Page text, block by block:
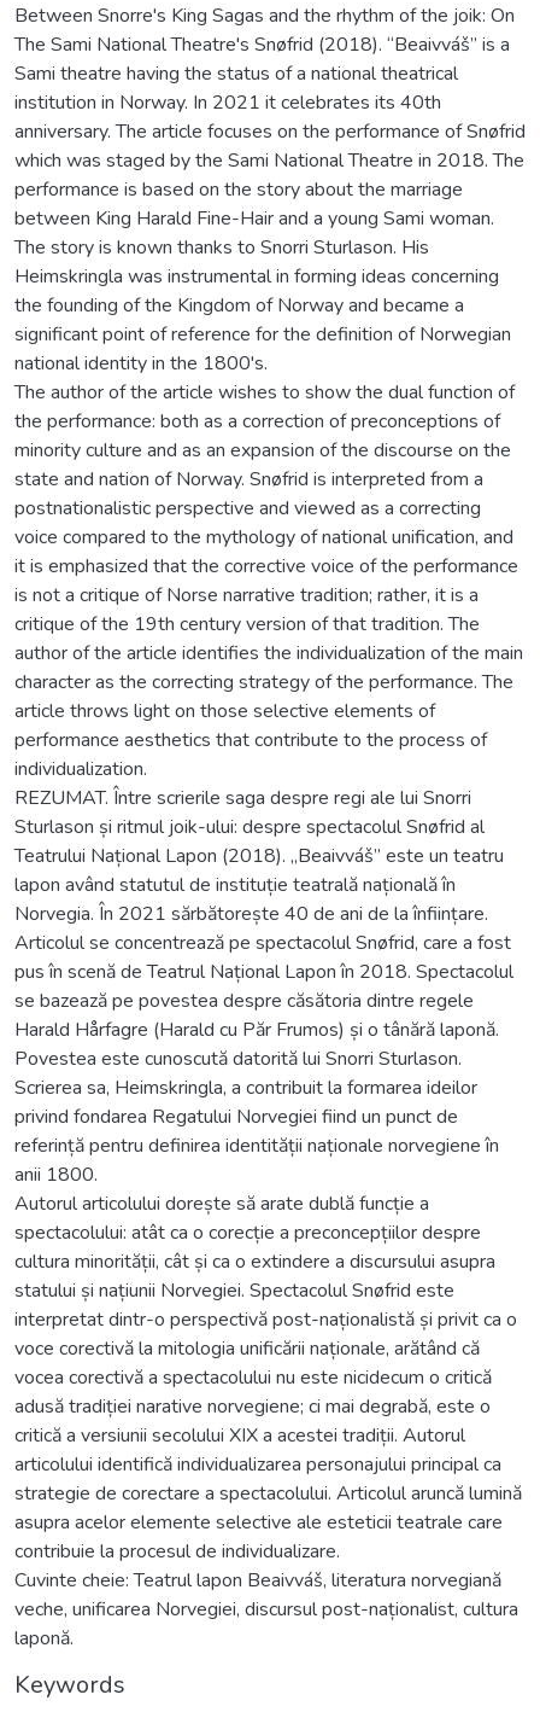
Between Snorre's King Sagas and the rhythm of the joik: On
The Sami National Theatre's Snøfrid (2018). “Beaivváš” is a
Sami theatre having the status of a national theatrical
institution in Norway. In 2021 it celebrates its 40th
anniversary. The article focuses on the performance of Snøfrid
which was staged by the Sami National Theatre in 2018. The
performance is based on the story about the marriage
between King Harald Fine-Hair and a young Sami woman.
The story is known thanks to Snorri Sturlason. His
Heimskringla was instrumental in forming ideas concerning
the founding of the Kingdom of Norway and became a
significant point of reference for the definition of Norwegian
national identity in the 1800's.
The author of the article wishes to show the dual function of
the performance: both as a correction of preconceptions of
minority culture and as an expansion of the discourse on the
state and nation of Norway. Snøfrid is interpreted from a
postnationalistic perspective and viewed as a correcting
voice compared to the mythology of national unification, and
it is emphasized that the corrective voice of the performance
is not a critique of Norse narrative tradition; rather, it is a
critique of the 19th century version of that tradition. The
author of the article identifies the individualization of the main
character as the correcting strategy of the performance. The
article throws light on those selective elements of
performance aesthetics that contribute to the process of
individualization.
REZUMAT. Între scrierile saga despre regi ale lui Snorri
Sturlason și ritmul joik-ului: despre spectacolul Snøfrid al
Teatrului Național Lapon (2018). „Beaivváš” este un teatru
lapon având statutul de instituție teatrală națională în
Norvegia. În 2021 sărbătorește 40 de ani de la înființare.
Articolul se concentrează pe spectacolul Snøfrid, care a fost
pus în scenă de Teatrul Național Lapon în 2018. Spectacolul
se bazează pe povestea despre căsătoria dintre regele
Harald Hårfagre (Harald cu Păr Frumos) și o tânără laponă.
Povestea este cunoscută datorită lui Snorri Sturlason.
Scrierea sa, Heimskringla, a contribuit la formarea ideilor
privind fondarea Regatului Norvegiei fiind un punct de
referință pentru definirea identității naționale norvegiene în
anii 1800.
Autorul articolului dorește să arate dublă funcție a
spectacolului: atât ca o corecție a preconcepțiilor despre
cultura minorității, cât și ca o extindere a discursului asupra
statului și națiunii Norvegiei. Spectacolul Snøfrid este
interpretat dintr-o perspectivă post-naționalistă și privit ca o
voce corectivă la mitologia unificării naționale, arătând că
vocea corectivă a spectacolului nu este nicidecum o critică
adusă tradiției narative norvegiene; ci mai degrabă, este o
critică a versiunii secolului XIX a acestei tradiții. Autorul
articolului identifică individualizarea personajului principal ca
strategie de corectare a spectacolului. Articolul aruncă lumină
asupra acelor elemente selective ale esteticii teatrale care
contribuie la procesul de individualizare.
Cuvinte cheie: Teatrul lapon Beaivváš, literatura norvegiană
veche, unificarea Norvegiei, discursul post-naționalist, cultura
laponă.
Keywords